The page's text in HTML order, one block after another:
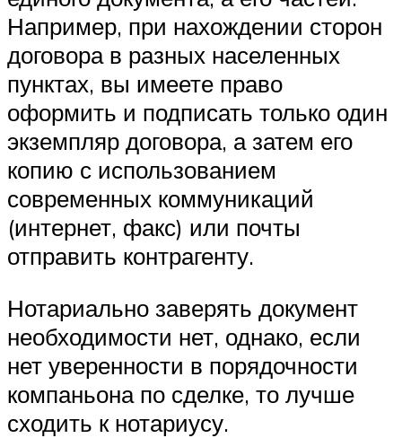
Например, при нахождении сторон
договора в разных населенных
пунктах, вы имеете право
оформить и подписать только один
экземпляр договора, а затем его
копию с использованием
современных коммуникаций
(интернет, факс) или почты
отправить контрагенту.
Нотариально заверять документ
необходимости нет, однако, если
нет уверенности в порядочности
компаньона по сделке, то лучше
сходить к нотариусу.